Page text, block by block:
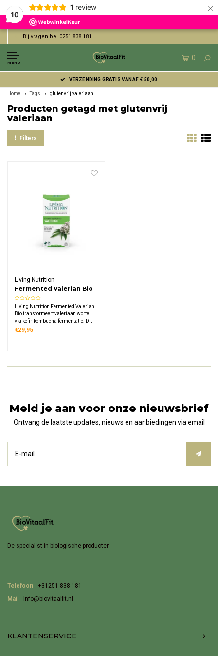
10
1 review ×
Bij vragen bel 0251 838 181
MENU
0
VERZENDING GRATIS VANAF € 50,00
Home Tags glutenvrij valeriaan
Producten getagd met glutenvrij
valeriaan
Filters
Living Nutrition
Fermented Valerian Bio
Living Nutrition Fermented Valerian
Bio transformeert valeriaan wortel
via kefir-kombucha fermentatie. Dit
biologische supplement bevat 600
€29,95
Meld je aan voor onze nieuwsbrief
Ontvang de laatste updates, nieuws en aanbiedingen via email
De specialist in biologische producten
Telefoon
+31251 838 181
Mail
Info@biovitaalfit.nl
KLANTENSERVICE